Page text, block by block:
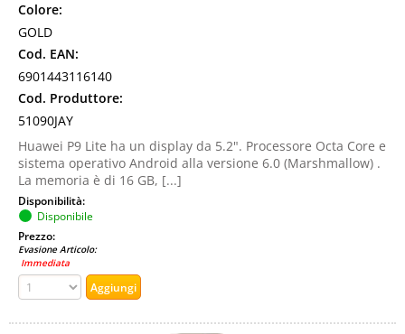
Colore:
GOLD
Cod. EAN:
6901443116140
Cod. Produttore:
51090JAY
Huawei P9 Lite ha un display da 5.2". Processore Octa Core e
sistema operativo Android alla versione 6.0 (Marshmallow) .
La memoria è di 16 GB, [...]
Disponibilità:
Disponibile
Prezzo:
Evasione Articolo:
Immediata